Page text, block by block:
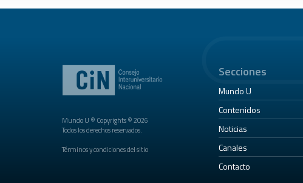
Mundo U ® Copyrights © 2026
Todos los derechos reservados.
Términos y condiciones del sitio
Secciones
Mundo U
Contenidos
Noticias
Canales
Contacto